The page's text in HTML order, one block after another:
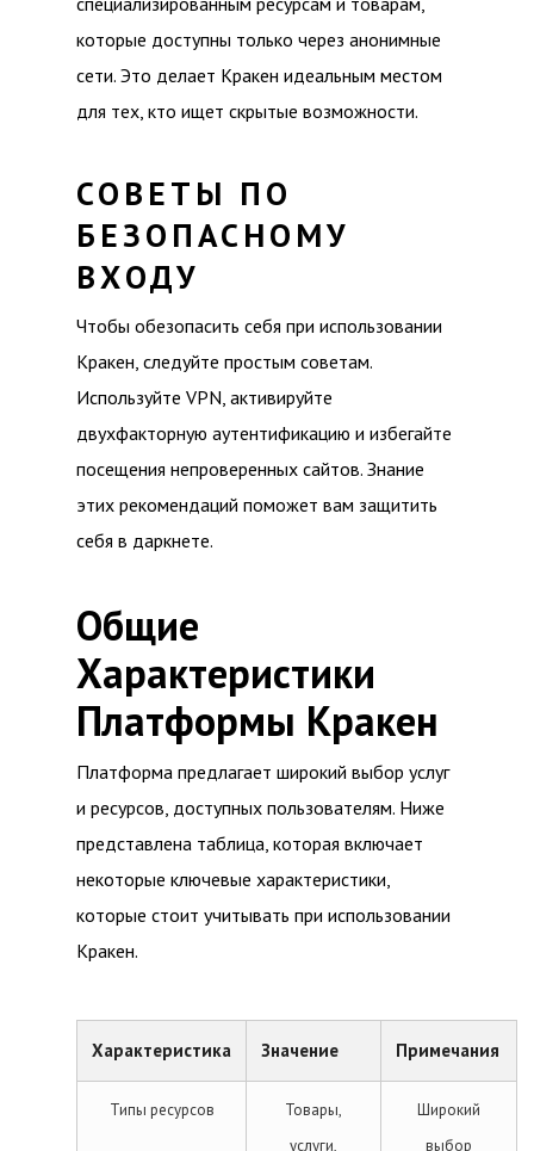
которые доступны только через анонимные
сети. Это делает Кракен идеальным местом
для тех, кто ищет скрытые возможности.
СОВЕТЫ ПО
БЕЗОПАСНОМУ
ВХОДУ
Чтобы обезопасить себя при использовании
Кракен, следуйте простым советам.
Используйте VPN, активируйте
двухфакторную аутентификацию и избегайте
посещения непроверенных сайтов. Знание
этих рекомендаций поможет вам защитить
себя в даркнете.
Общие
Характеристики
Платформы Кракен
Платформа предлагает широкий выбор услуг
и ресурсов, доступных пользователям. Ниже
представлена таблица, которая включает
некоторые ключевые характеристики,
которые стоит учитывать при использовании
Кракен.
Характеристика Значение Примечания
Типы ресурсов
Товары,
услуги,
Широкий
выбор